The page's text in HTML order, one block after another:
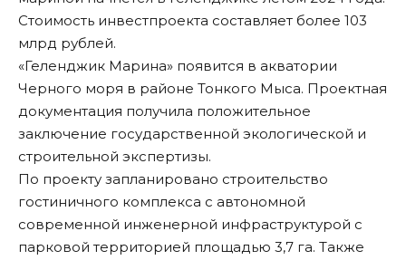
Стоимость инвестпроекта составляет более 103
млрд рублей.
«Геленджик Марина» появится в акватории
Черного моря в районе Тонкого Мыса. Проектная
документация получила положительное
заключение государственной экологической и
строительной экспертизы.
По проекту запланировано строительство
гостиничного комплекса с автономной
современной инженерной инфраструктурой с
парковой территорией площадью 3,7 га. Также